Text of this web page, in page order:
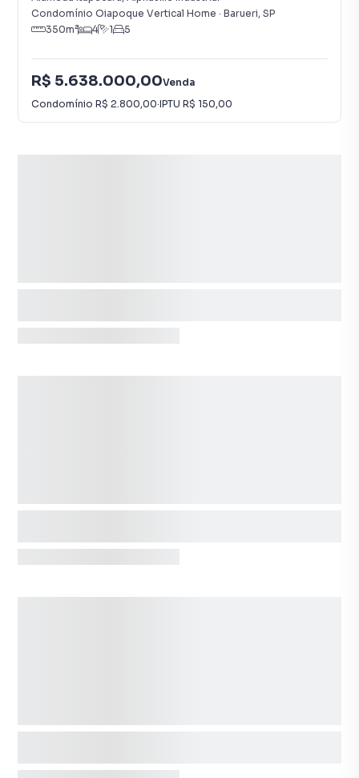
Condomínio Oiapoque Vertical Home · Barueri, SP
350m² 4 1 5
R$ 5.638.000,00Venda
Condomínio R$ 2.800,00·IPTU R$ 150,00